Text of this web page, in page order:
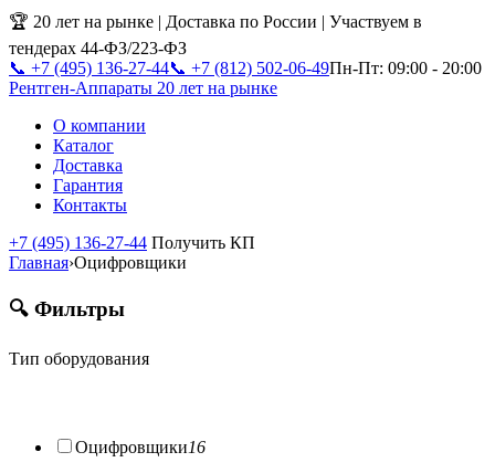
🏆 20 лет на рынке | Доставка по России | Участвуем в
тендерах 44-ФЗ/223-ФЗ
📞 +7 (495) 136-27-44📞 +7 (812) 502-06-49Пн-Пт: 09:00 - 20:00
Рентген-Аппараты 20 лет на рынке
О компании
Каталог
Доставка
Гарантия
Контакты
+7 (495) 136-27-44 Получить КП
Главная›Оцифровщики
🔍 Фильтры
Тип оборудования
Оцифровщики16